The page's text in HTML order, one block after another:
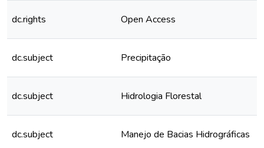
dc.rights Open Access
dc.subject Precipitação
dc.subject Hidrologia Florestal
dc.subject Manejo de Bacias Hidrográficas